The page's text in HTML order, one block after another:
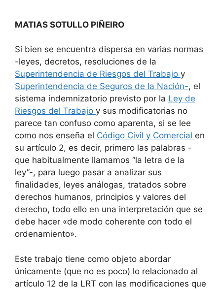
MATIAS SOTULLO PIÑEIRO
Si bien se encuentra dispersa en varias normas
-leyes, decretos, resoluciones de la
Superintendencia de Riesgos del Trabajo y
Superintendencia de Seguros de la Nación-, el
sistema indemnizatorio previsto por la Ley de
Riesgos del Trabajo y sus modificatorias no
parece tan confuso como aparenta, si se lee
como nos enseña el Código Civil y Comercial en
su artículo 2, es decir, primero las palabras -
que habitualmente llamamos “la letra de la
ley”-, para luego pasar a analizar sus
finalidades, leyes análogas, tratados sobre
derechos humanos, principios y valores del
derecho, todo ello en una interpretación que se
debe hacer «de modo coherente con todo el
ordenamiento».
Este trabajo tiene como objeto abordar
únicamente (que no es poco) lo relacionado al
artículo 12 de la LRT con las modificaciones que